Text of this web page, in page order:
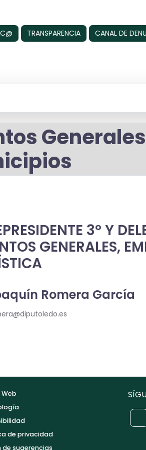
TRANSPARENCIA CANAL DE
3º Y
GENERALES,
Romera García
de privacidad
de sugerencias